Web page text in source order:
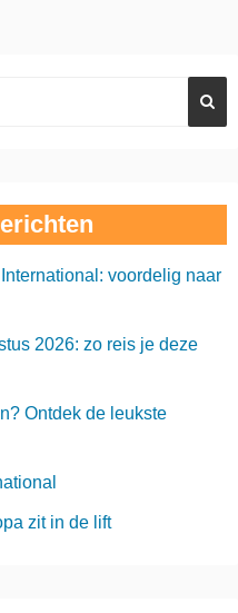
voordelig naar
2026: zo reis je deze
Ontdek de leukste
zit in de lift